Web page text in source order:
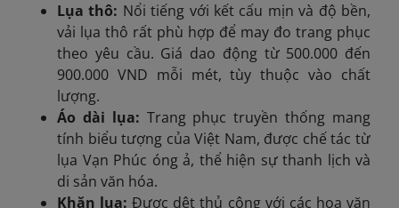
Lụa thô: Nổi tiếng với kết cấu mịn và độ bền,
vải lụa thô rất phù hợp để may đo trang phục
theo yêu cầu. Giá dao động từ 500.000 đến
900.000 VND mỗi mét, tùy thuộc vào chất
lượng.
Áo dài lụa: Trang phục truyền thống mang
tính biểu tượng của Việt Nam, được chế tác từ
lụa Vạn Phúc óng ả, thể hiện sự thanh lịch và
di sản văn hóa.
Khăn lụa:Được dệt thủ công với các hoa văn